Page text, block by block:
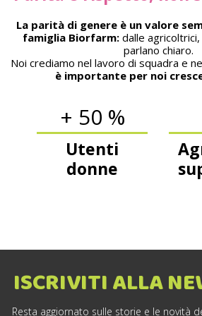
La parità di genere è un valore
famiglia Biorfarm: dalle
parlano chiaro.
Noi crediamo nel lavoro di squadra e
è importante per noi
+ 50 %
Utenti
donne
ISCRIVITI ALLA
Resta aggiornato sulle storie e le novità